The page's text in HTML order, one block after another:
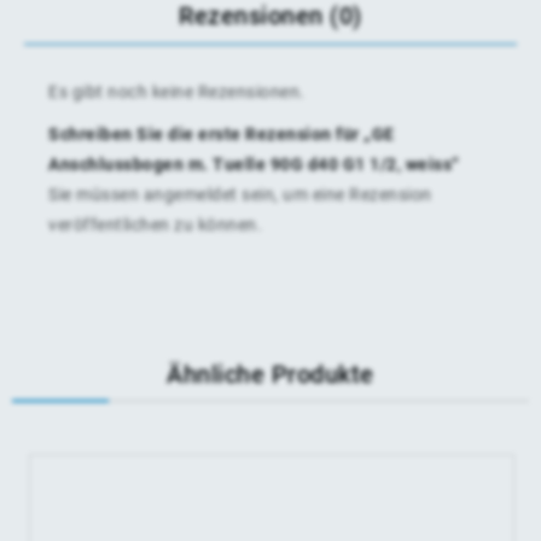
Rezensionen (0)
Es gibt noch keine Rezensionen.
Schreiben Sie die erste Rezension für „GE
Anschlussbogen m. Tuelle 90G d40 G1 1/2, weiss“
Sie müssen angemeldet sein, um eine Rezension
veröffentlichen zu können.
Ähnliche Produkte